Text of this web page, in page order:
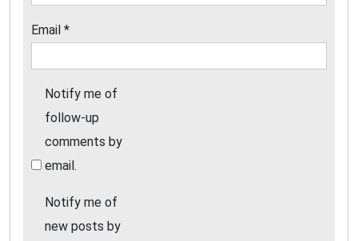
Email *
Notify me of
follow-up
comments by
email.
Notify me of
new posts by